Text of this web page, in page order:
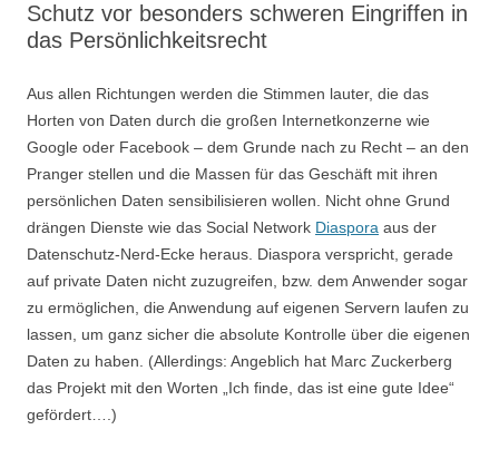
Schutz vor besonders schweren Eingriffen in
das Persönlichkeitsrecht
Aus allen Richtungen werden die Stimmen lauter, die das
Horten von Daten durch die großen Internetkonzerne wie
Google oder Facebook – dem Grunde nach zu Recht – an den
Pranger stellen und die Massen für das Geschäft mit ihren
persönlichen Daten sensibilisieren wollen. Nicht ohne Grund
drängen Dienste wie das Social Network Diaspora aus der
Datenschutz-Nerd-Ecke heraus. Diaspora verspricht, gerade
auf private Daten nicht zuzugreifen, bzw. dem Anwender sogar
zu ermöglichen, die Anwendung auf eigenen Servern laufen zu
lassen, um ganz sicher die absolute Kontrolle über die eigenen
Daten zu haben. (Allerdings: Angeblich hat Marc Zuckerberg
das Projekt mit den Worten „Ich finde, das ist eine gute Idee“
gefördert….)